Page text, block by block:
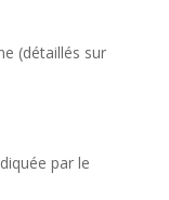
(détaillés sur
par le